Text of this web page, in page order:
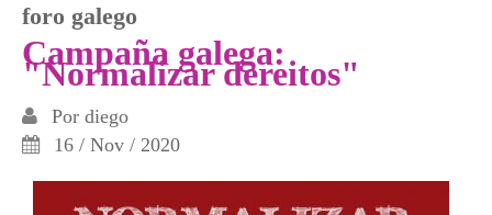
foro galego
Campaña galega:
"Normalizar dereitos"
Por diego
16 / Nov / 2020